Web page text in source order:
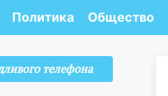
Политика Общество
телефона